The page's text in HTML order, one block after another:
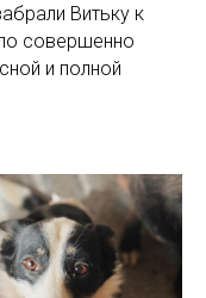
Витьку к
совершенно
и полной